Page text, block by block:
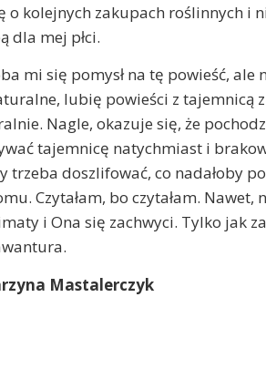
o kolejnych zakupach roślinnych
dla mej płci.
mi się pomysł na tę powieść,
lubię powieści z tajemnicą
Nagle, okazuje się, że
tajemnicę natychmiast i
trzeba doszlifować, co nadałoby
Czytałam, bo czytałam.
i Ona się zachwyci. Tylko jak
Mastalerczyk